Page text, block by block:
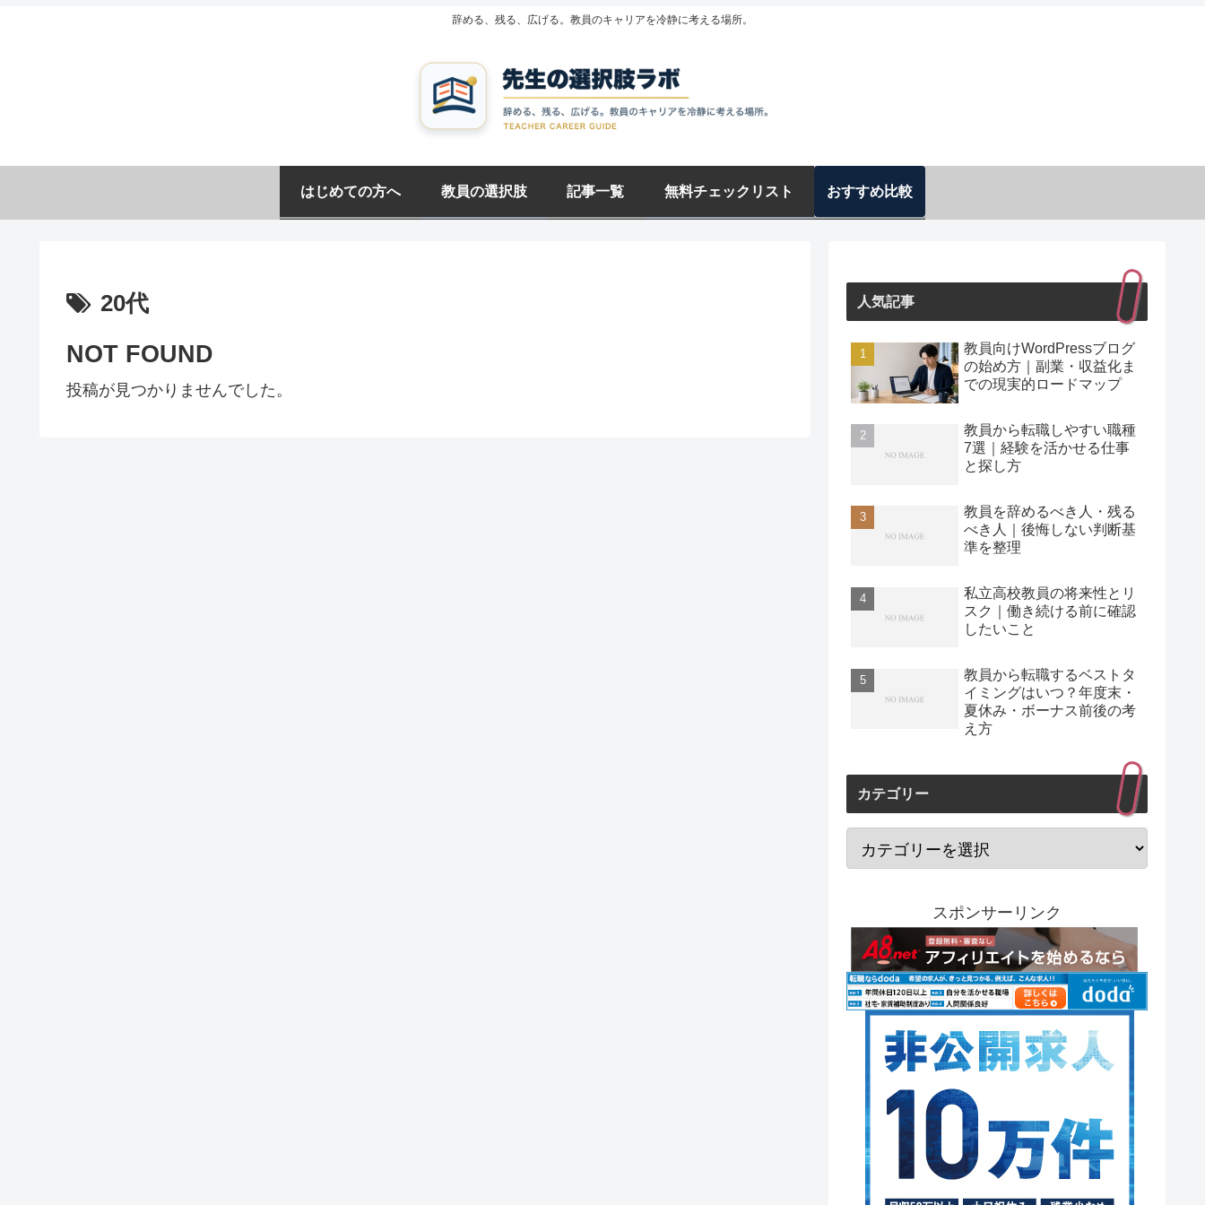
辞める、残る、広げる。教員のキャリアを冷静に考える場所。
はじめての方へ 教員の選択肢 記事一覧 無料チェックリスト おすすめ比較
20代
NOT FOUND
投稿が見つかりませんでした。
人気記事
教員向けWordPressブログ
の始め方｜副業・収益化ま
での現実的ロードマップ
教員から転職しやすい職種
7選｜経験を活かせる仕事
と探し方
教員を辞めるべき人・残る
べき人｜後悔しない判断基
準を整理
私立高校教員の将来性とリ
スク｜働き続ける前に確認
したいこと
教員から転職するベストタ
イミングはいつ？年度末・
夏休み・ボーナス前後の考
え方
カテゴリー
スポンサーリンク